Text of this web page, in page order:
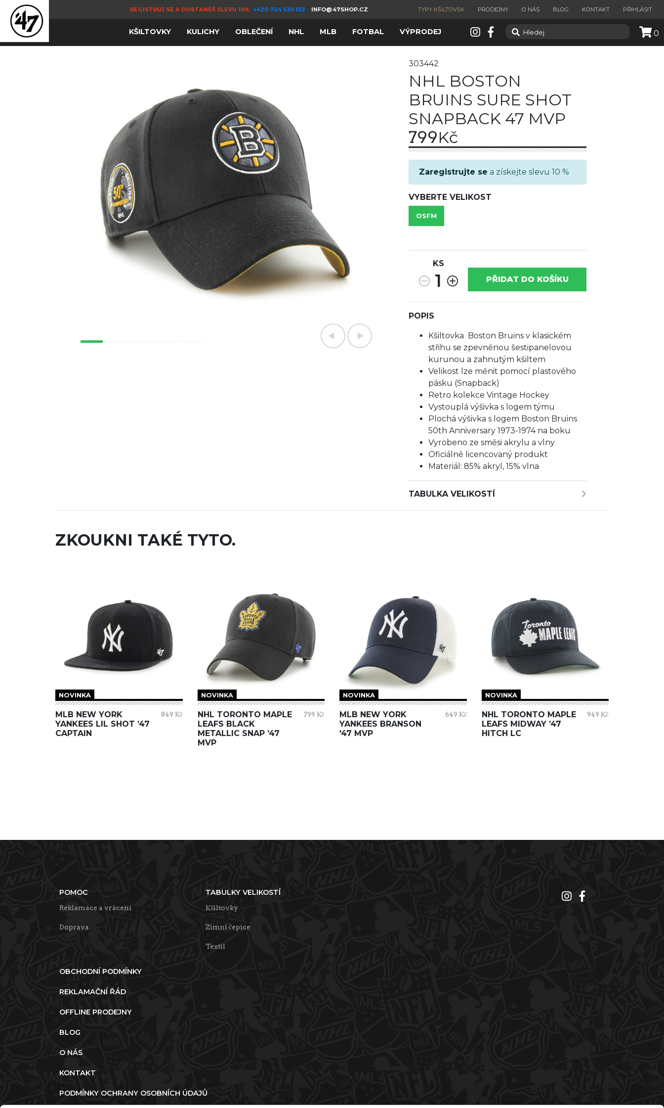
REGISTRUJ SE A DOSTANEŠ SLEVU 10% +420 724 530 512 INFO@47SHOP.CZ TYPY KŠILTOVEK PRODEJNY O NÁS BLOG KONTAKT PŘIHLÁSIT
KŠILTOVKY KULICHY OBLEČENÍ NHL MLB FOTBAL VÝPRODEJ 0
303442
NHL BOSTON
BRUINS SURE SHOT
SNAPBACK 47 MVP
799Kč
Zaregistrujte se a získejte slevu 10 %
VYBERTE VELIKOST
OSFM
KS
1 PŘIDAT DO KOŠÍKU
POPIS
Kšiltovka Boston Bruins v klasickém
střihu se zpevněnou šestipanelovou
kurunou a zahnutým kšiltem
Velikost lze měnit pomocí plastového
pásku (Snapback)
Retro kolekce Vintage Hockey
Vystouplá výšivka s logem týmu
Plochá výšivka s logem Boston Bruins
50th Anniversary 1973-1974 na boku
Vyrobeno ze směsi akrylu a vlny
Oficiálně licencovaný produkt
Materiál: 85% akryl, 15% vlna
TABULKA VELIKOSTÍ
ZKOUKNI TAKÉ TYTO.
NOVINKA
MLB NEW YORK
YANKEES LIL SHOT ’47
CAPTAIN
849 Kč
NOVINKA
NHL TORONTO MAPLE
LEAFS BLACK
METALLIC SNAP ’47
MVP
799 Kč
NOVINKA
MLB NEW YORK
YANKEES BRANSON
'47 MVP
649 Kč
NOVINKA
NHL TORONTO MAPLE
LEAFS MIDWAY ’47
HITCH LC
949 Kč
POMOC
Reklamace a vrácení
Doprava
TABULKY VELIKOSTÍ
Kšiltovky
Zimní čepice
Textil
OBCHODNÍ PODMÍNKY
REKLAMAČNÍ ŘÁD
OFFLINE PRODEJNY
BLOG
O NÁS
KONTAKT
PODMÍNKY OCHRANY OSOBNÍCH ÚDAJŮ